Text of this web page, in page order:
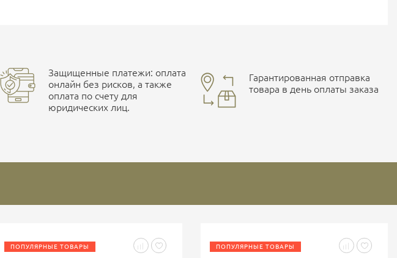
Защищенные платежи: оплата
онлайн без рисков, а также
оплата по счету для
юридических лиц.
Гарантированная отправка
товара в день оплаты заказа
ПОПУЛЯРНЫЕ ТОВАРЫ ПОПУЛЯРНЫЕ ТОВАРЫ